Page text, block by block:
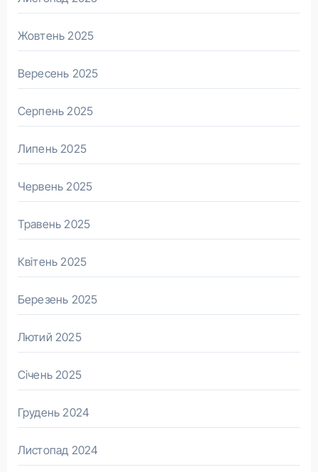
Жовтень 2025
Вересень 2025
Серпень 2025
Липень 2025
Червень 2025
Травень 2025
Квітень 2025
Березень 2025
Лютий 2025
Січень 2025
Грудень 2024
Листопад 2024